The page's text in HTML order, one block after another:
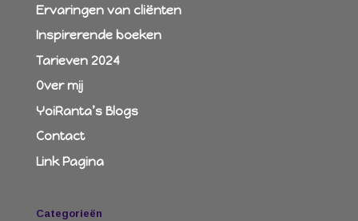
Ervaringen van cliënten
Inspirerende boeken
Tarieven 2024
Over mij
YoiRanta’s Blogs
Contact
Link Pagina
Categorieën